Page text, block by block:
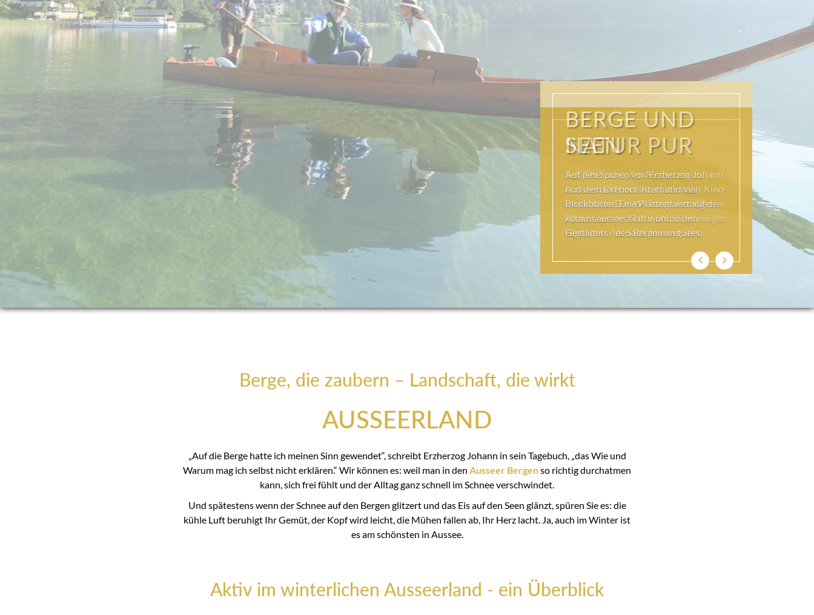
NATUR PUR
Seit jeher schöpfen Menschen im
Ausseerland neue Kraft und viel
Inspiration. Das Wirkungsvermögen
kommt aus der Natur und ihren ewigen
Gestalten – den Bergen und Seen.
ZurückWeiter
Berge, die zaubern – Landschaft, die wirkt
AUSSEERLAND
„Auf die Berge hatte ich meinen Sinn gewendet“, schreibt Erzherzog Johann in sein Tagebuch, „das Wie und
Warum mag ich selbst nicht erklären.“ Wir können es: weil man in den Ausseer Bergenso richtig durchatmen
kann, sich frei fühlt und der Alltag ganz schnell im Schnee verschwindet.
Und spätestens wenn der Schnee auf den Bergen glitzert und das Eis auf den Seen glänzt, spüren Sie es: die
kühle Luft beruhigt Ihr Gemüt, der Kopf wird leicht, die Mühen fallen ab, Ihr Herz lacht. Ja, auch im Winter ist
es am schönsten in Aussee.
Aktiv im winterlichen Ausseerland - ein Überblick